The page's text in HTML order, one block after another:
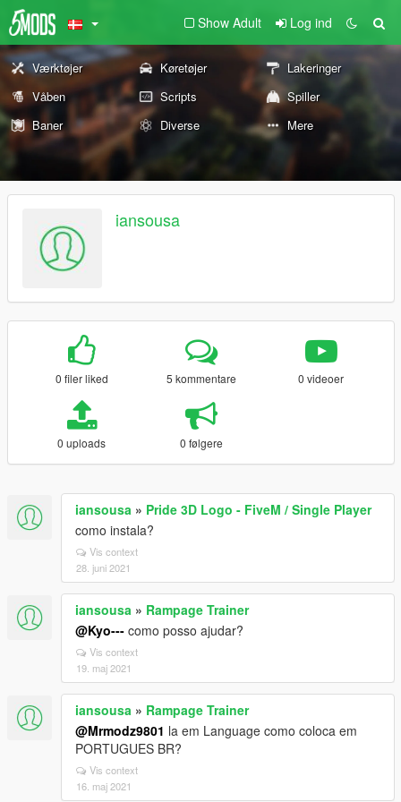
Show Adult Log ind
Værktøjer Køretøjer
Lakeringer
Våben
Scripts
Spiller
Baner
Diverse Mere
iansousa
0 filer liked 5 kommentare 0 videoer
0 uploads 0 følgere
iansousa » Pride 3D Logo - FiveM / Single Player
como instala?
Vis context
28. juni 2021
iansousa » Rampage Trainer
@Kyo--- como posso ajudar?
Vis context
19. maj 2021
iansousa » Rampage Trainer
@Mrmodz9801 la em Language como coloca em
PORTUGUES BR?
Vis context
16. maj 2021